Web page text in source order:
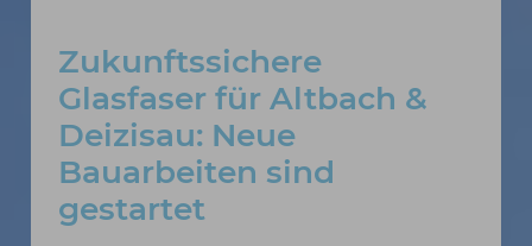
Zukunftssichere
Glasfaser für Altbach &
Deizisau: Neue
Bauarbeiten sind
gestartet